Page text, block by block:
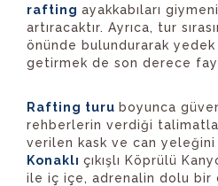
rafting ayakkabıları
artıracaktır. Ayrıca, tur
önünde bulundurarak
getirmek de son derece
Rafting turu boyunca
rehberlerin verdiği
verilen kask ve can yeleğini
Konaklı çıkışlı Köprülü
ile iç içe, adrenalin dolu bir